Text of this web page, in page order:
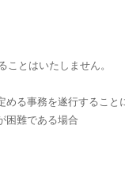
とはいたしません。
る事務を遂行すること
困難である場合